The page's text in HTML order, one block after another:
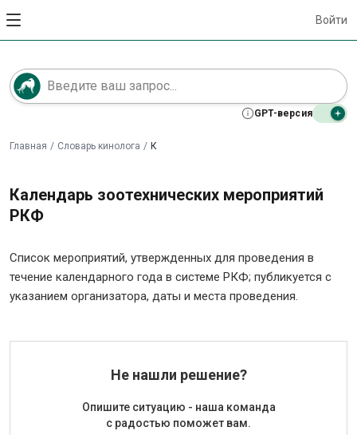
Войти
GPT-версия
Главная / Словарь кинолога / К
Календарь зоотехнических мероприятий
РКФ
Список мероприятий, утвержденных для проведения в
течение календарного года в системе РКФ; публикуется с
указанием организатора, даты и места проведения.
Не нашли решение?
Опишите ситуацию - наша команда
с радостью поможет вам.